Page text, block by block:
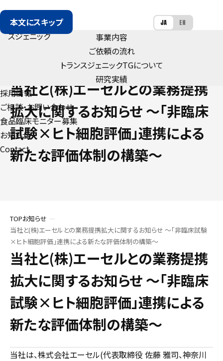
本文にスキップ JA EN
事業内容
ご依頼の流れ
トランスジェニックTGについて
研究実績
採用情報
ご相談・お問い合わせ
食品臨床モニター募集
お知らせ
Contact
当社と(株)エーセルとの業務提携
拡大に関するお知らせ ～「非臨床
試験×ヒト細胞評価」連携による
新たな評価体制の構築～
TOPお知らせ
当社と(株)エーセルとの業務提携拡大に関するお知らせ ～「非臨床試験
×ヒト細胞評価」連携による新たな評価体制の構築～
当社と(株)エーセルとの業務提携
拡大に関するお知らせ ～「非臨床
試験×ヒト細胞評価」連携による
新たな評価体制の構築～
当社は、株式会社エーセル(代表取締役 佐藤 雅司、神奈川